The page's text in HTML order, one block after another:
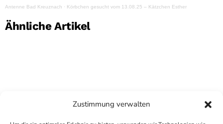
Zustimmung verwalten
Antenne Bad Kreuznach · Körbchen gesucht vom 13.08.25 – Kätzchen Esther
Ähnliche Artikel